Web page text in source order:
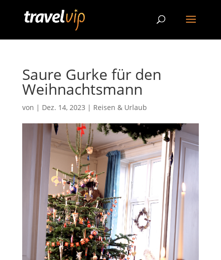
Saure Gurke für den
Weihnachtsmann
von | Dez. 14, 2023 | Reisen & Urlaub